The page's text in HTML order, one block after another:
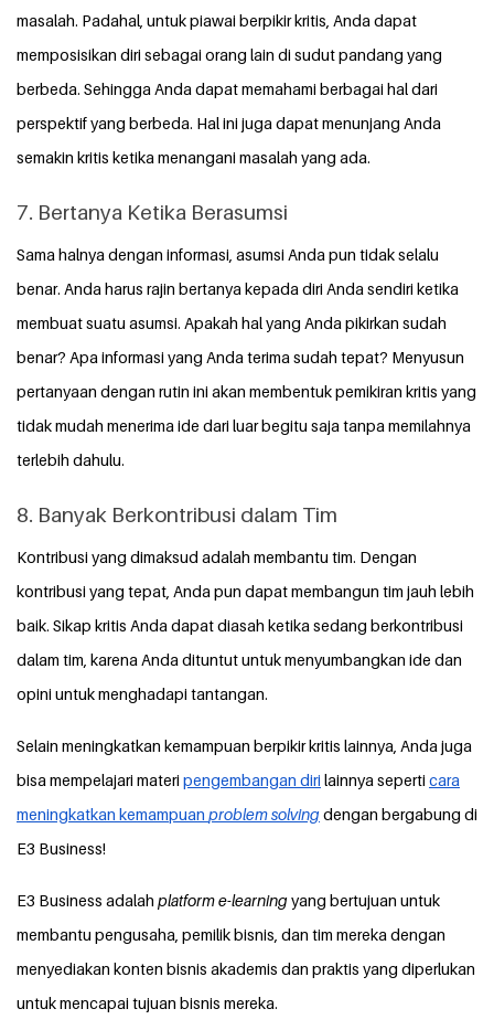
masalah. Padahal, untuk piawai berpikir kritis, Anda dapat
memposisikan diri sebagai orang lain di sudut pandang yang
berbeda. Sehingga Anda dapat memahami berbagai hal dari
perspektif yang berbeda. Hal ini juga dapat menunjang Anda
semakin kritis ketika menangani masalah yang ada.
7. Bertanya Ketika Berasumsi
Sama halnya dengan informasi, asumsi Anda pun tidak selalu
benar. Anda harus rajin bertanya kepada diri Anda sendiri ketika
membuat suatu asumsi. Apakah hal yang Anda pikirkan sudah
benar? Apa informasi yang Anda terima sudah tepat? Menyusun
pertanyaan dengan rutin ini akan membentuk pemikiran kritis yang
tidak mudah menerima ide dari luar begitu saja tanpa memilahnya
terlebih dahulu.
8. Banyak Berkontribusi dalam Tim
Kontribusi yang dimaksud adalah membantu tim. Dengan
kontribusi yang tepat, Anda pun dapat membangun tim jauh lebih
baik. Sikap kritis Anda dapat diasah ketika sedang berkontribusi
dalam tim, karena Anda dituntut untuk menyumbangkan ide dan
opini untuk menghadapi tantangan.
Selain meningkatkan kemampuan berpikir kritis lainnya, Anda juga
bisa mempelajari materi pengembangan diri lainnya seperti cara
meningkatkan kemampuan problem solvingdengan bergabung di
E3 Business!
E3 Business adalah platform e-learningyang bertujuan untuk
membantu pengusaha, pemilik bisnis, dan tim mereka dengan
menyediakan konten bisnis akademis dan praktis yang diperlukan
untuk mencapai tujuan bisnis mereka.